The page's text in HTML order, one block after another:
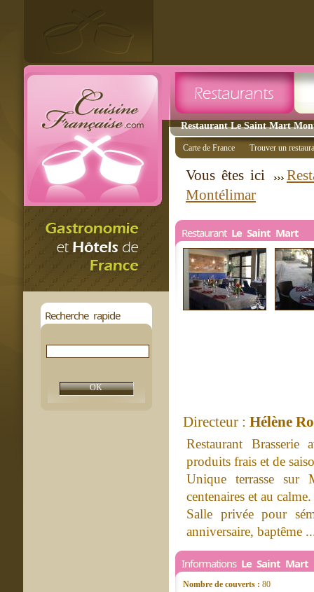
Restaurant Le Saint Mart
Recherche rapide
Carte de France Trouver un
Vous êtes ici
Montélimar
Restaurant Le Saint Mart
Directeur : Hélène
Restaurant
produits frais et de
Unique terrasse sur
centenaires et au calme.
Salle privée pour
anniversaire, baptême
Informations Le Saint Mart
Nombre de couverts : 80